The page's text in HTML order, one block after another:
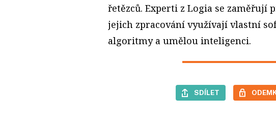
řetězců. Experti z Logia se zaměřují
jejich zpracování využívají vlastní
algoritmy a umělou inteligenci.
SDÍLET